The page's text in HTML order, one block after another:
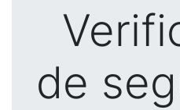
de